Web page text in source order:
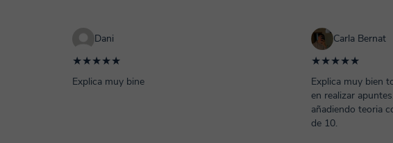
Dani
★★★★★
Explica muy bine
Carla Bernat
★★★★★
Explica muy bien
en realizar
añadiendo teoria
de 10.